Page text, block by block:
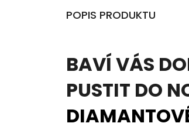
POPIS PRODUKTU
BAVÍ VÁS
PUSTIT DO